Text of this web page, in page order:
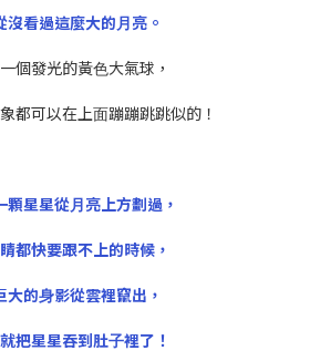
沒看過這麼⼤的⽉亮。
個發光的黃⾊⼤氣球，
都可以在上⾯蹦蹦跳跳似的！
顆星星從⽉亮上方劃過，
都快要跟不上的時候，
⼤的⾝影從雲裡竄出，
把星星吞到肚⼦裡了！